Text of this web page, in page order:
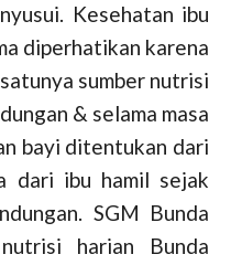
Kesehatan ibu
diperhatikan karena
sumber nutrisi
& selama masa
bayi ditentukan dari
dari ibu hamil sejak
SGM Bunda
harian Bunda